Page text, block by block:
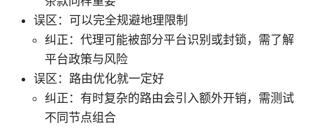
误区：可以完全规避地理限制
纠正：代理可能被部分平台识别或封锁，需了解
平台政策与风险
误区：路由优化就一定好
纠正：有时复杂的路由会引入额外开销，需测试
不同节点组合